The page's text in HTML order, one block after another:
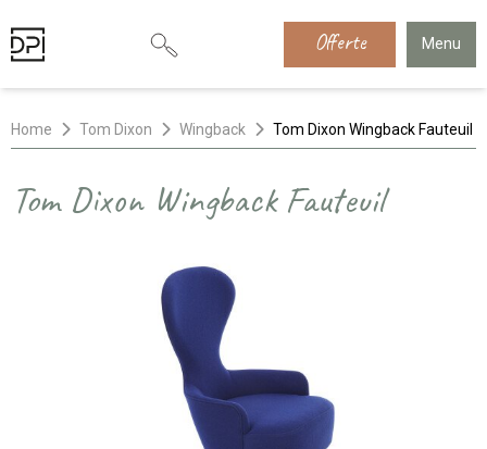
Offerte Menu
Home Tom Dixon Wingback Tom Dixon Wingback Fauteuil
Tom Dixon Wingback Fauteuil